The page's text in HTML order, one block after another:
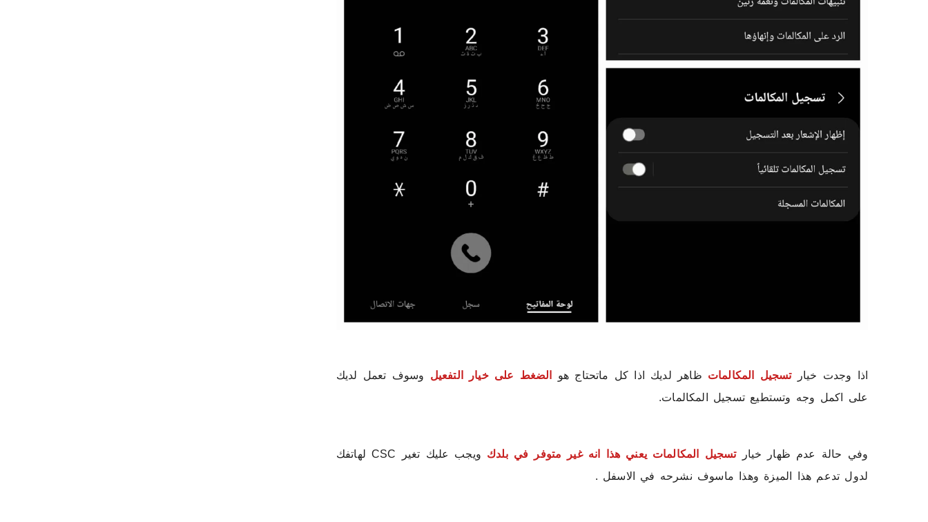
اذا وجدت خيارتسجيل المكالمات ظاهر لديك اذا كل ماتحتاج هو الضغط على خيار التفعيل وسوف تعمل لديك
على اكمل وجه وتستطيع تسجيل المكالمات.
وفي حالة عدم ظهار خيارتسجيل المكالمات يعني هذا انه غير متوفر في بلدك
ويجب عليك تغير CSC لهاتفك
لدول تدعم هذا الميزة وهذا ماسوف نشرحه في الاسفل .